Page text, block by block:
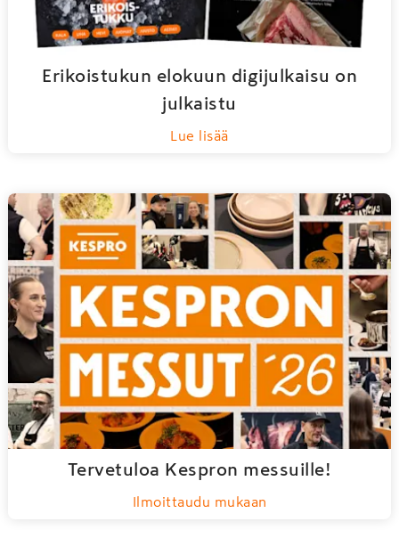
Erikoistukun elokuun digijulkaisu on
julkaistu
Lue lisää
Tervetuloa Kespron messuille!
Ilmoittaudu mukaan